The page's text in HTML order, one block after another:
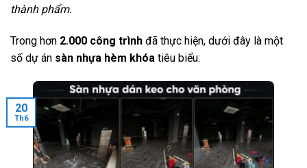
thành phẩm.
Trong hơn 2.000 công trình đã thực hiện, dưới đây là một
số dự án sàn nhựa hèm khóa tiêu biểu:
20
Th6